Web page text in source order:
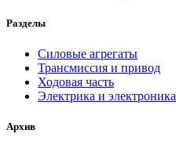
Разделы
Силовые агрегаты
Трансмиссия и привод
Ходовая часть
Электрика и электроника
Архив